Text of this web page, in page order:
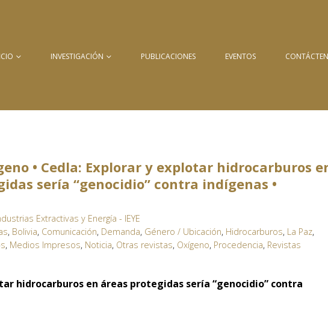
INVESTIGACIÓN PUBLICACIONES EVENTOS
• Cedla: Explorar y explotar hidrocarburos
sería “genocidio” contra indígenas •
Extractivas y Energía - IEYE
, Bolivia, Comunicación, Demanda, Género / Ubicación, Hidrocarburos, La Paz,
, Medios Impresos, Noticia, Otras revistas, Oxígeno, Procedencia, Revistas
hidrocarburos en áreas protegidas sería “genocidio” contra